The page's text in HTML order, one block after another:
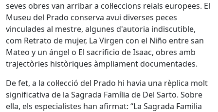
seves obres van arribar a col·leccions reials europees. El
Museu del Prado conserva avui diverses peces
vinculades al mestre, algunes d'autoria indiscutible,
com Retrato de mujer, La Virgen con el Niño entre san
Mateo y un ángel o El sacrificio de Isaac, obres amb
trajectòries històriques àmpliament documentades.
De fet, a la col·lecció del Prado hi havia una rèplica molt
significativa de la Sagrada Família de Del Sarto. Sobre
ella, els especialistes han afirmat: “La Sagrada Familia